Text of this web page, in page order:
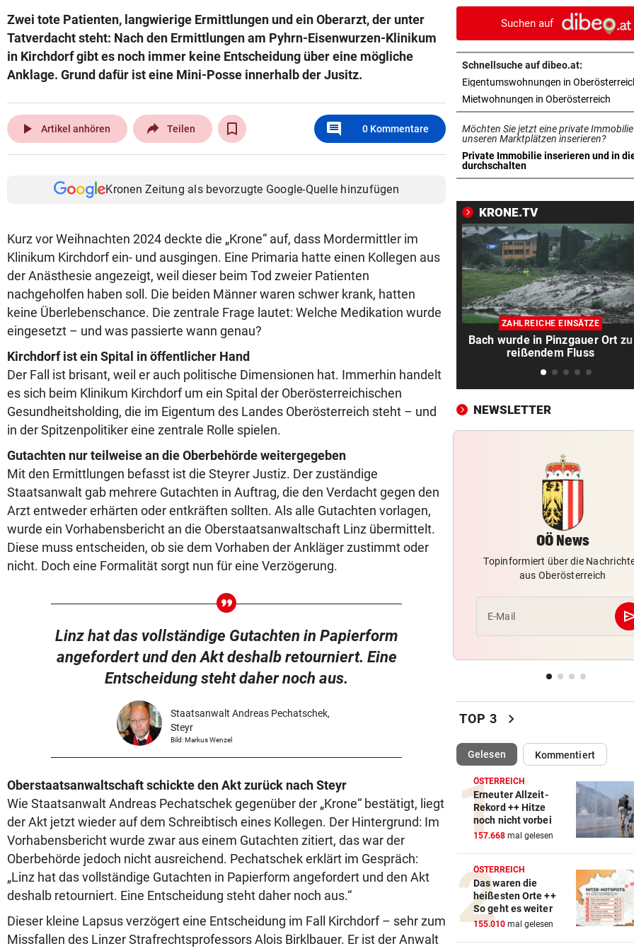
Zwei tote Patienten, langwierige Ermittlungen und ein Oberarzt, der unter
Tatverdacht steht: Nach den Ermittlungen am Pyhrn-Eisenwurzen-Klinikum
in Kirchdorf gibt es noch immer keine Entscheidung über eine mögliche
Anklage. Grund dafür ist eine Mini-Posse innerhalb der Jusitz.
play_arrow Artikel anhören Teilen comment 0 Kommentare
Kronen Zeitung als bevorzugte Google-Quelle hinzufügen
Kurz vor Weihnachten 2024 deckte die „Krone“ auf, dass Mordermittler im
Klinikum Kirchdorf ein- und ausgingen. Eine Primaria hatte einen Kollegen aus
der Anästhesie angezeigt, weil dieser beim Tod zweier Patienten
nachgeholfen haben soll. Die beiden Männer waren schwer krank, hatten
keine Überlebenschance. Die zentrale Frage lautet: Welche Medikation wurde
eingesetzt – und was passierte wann genau?
Kirchdorf ist ein Spital in öffentlicher Hand
Der Fall ist brisant, weil er auch politische Dimensionen hat. Immerhin handelt
es sich beim Klinikum Kirchdorf um ein Spital der Oberösterreichischen
Gesundheitsholding, die im Eigentum des Landes Oberösterreich steht – und
in der Spitzenpolitiker eine zentrale Rolle spielen.
Gutachten nur teilweise an die Oberbehörde weitergegeben
Mit den Ermittlungen befasst ist die Steyrer Justiz. Der zuständige
Staatsanwalt gab mehrere Gutachten in Auftrag, die den Verdacht gegen den
Arzt entweder erhärten oder entkräften sollten. Als alle Gutachten vorlagen,
wurde ein Vorhabensbericht an die Oberstaatsanwaltschaft Linz übermittelt.
Diese muss entscheiden, ob sie dem Vorhaben der Ankläger zustimmt oder
nicht. Doch eine Formalität sorgt nun für eine Verzögerung.
Linz hat das vollständige Gutachten in Papierform
angefordert und den Akt deshalb retourniert. Eine
Entscheidung steht daher noch aus.
Staatsanwalt Andreas Pechatschek,
Steyr
Bild: Markus Wenzel
Oberstaatsanwaltschaft schickte den Akt zurück nach Steyr
Wie Staatsanwalt Andreas Pechatschek gegenüber der „Krone“ bestätigt, liegt
der Akt jetzt wieder auf dem Schreibtisch eines Kollegen. Der Hintergrund: Im
Vorhabensbericht wurde zwar aus einem Gutachten zitiert, das war der
Oberbehörde jedoch nicht ausreichend. Pechatschek erklärt im Gespräch:
„Linz hat das vollständige Gutachten in Papierform angefordert und den Akt
deshalb retourniert. Eine Entscheidung steht daher noch aus.“
Dieser kleine Lapsus verzögert eine Entscheidung im Fall Kirchdorf – sehr zum
Missfallen des Linzer Strafrechtsprofessors Alois Birklbauer. Er ist der Anwalt
Reinkultur erleben
WOLLTE AUSWEICHEN vor
Alkolenker überschlug sich
wegen eines Hasen
TEENIE AUF ÜBERHOLSPUR vor 18
230 PS! 13-Jährige schrieb
Autocross Geschichte
PATIENTEN WOHLAUF
Herz-OP mit Roboter
BAUSTART IM OKTOBER vor 19
Jetzt ist fix, was am
entstehen wird
WEGEN AUTOREIFEN vor
Kleine Gemeinde mit großem
geht vor Gericht
ASIA-PLÄNE STOCKEN vor
um Kult-Wirtshaus?
„SICHER KEIN BORDELL“
Stadtchefin will Schule in Bad
Ischl verkaufen
SCHWERE VERLETZUNGEN vor 21
Junger Wanderer rutschte bei
Abstieg 50 Meter ab
„Krone“-Fest 2026!
Kanal zu trinken
BOLZENSCHNEIDER DABEI
Fahrrad-Diebe wurden auf
frischer Tat ertappt
PROJEKT IN OHLSDORF vor
19 Hektar Wald gerodet:
jetzt ungültig?
Suchen auf
Schnellsuche auf dibeo.at:
Eigentumswohnungen in
Mietwohnungen in Oberösterreich
Möchten Sie jetzt eine private
unseren Marktplätzen inserieren?
Private Immobilie inserieren und in
durchschalten
in neuem Tab öffnen
KRONE.TV
ZAHLREICHE EINSÄTZE
Bach wurde in Pinzgauer Ort zu
reißendem Fluss
NEWSLETTER
OÖ News
Topinformiert über die
aus Oberösterreich
E-Mail
TOP 3 chevron_right
Gelesen(ausgewählt)Kommentiert
ÖSTERREICH
Erneuter Allzeit-
Rekord ++ Hitze
noch nicht vorbei
157.668 mal gelesen
ÖSTERREICH
Das waren die
heißesten Orte ++
So geht es weiter
155.010 mal gelesen